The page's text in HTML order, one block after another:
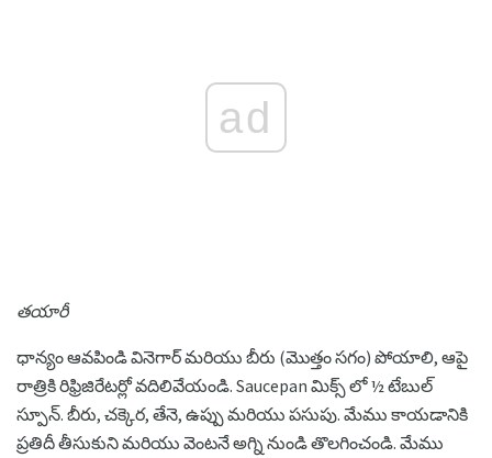
ad
తయారీ
ధాన్యం ఆవపిండి వినెగార్ మరియు బీరు (మొత్తం సగం) పోయాలి, ఆపై
రాత్రికి రిఫ్రిజిరేటర్లో వదిలివేయండి. Saucepan మిక్స్ లో ½ టేబుల్
స్పూన్. బీరు, చక్కెర, తేనె, ఉప్పు మరియు పసుపు. మేము కాయడానికి
ప్రతిదీ తీసుకుని మరియు వెంటనే అగ్ని నుండి తొలగించండి. మేము